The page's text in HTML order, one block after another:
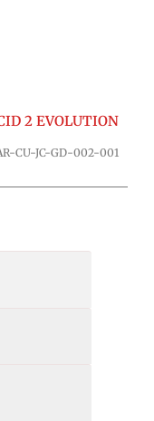
2 EVOLUTION
CU-JC-GD-002-001